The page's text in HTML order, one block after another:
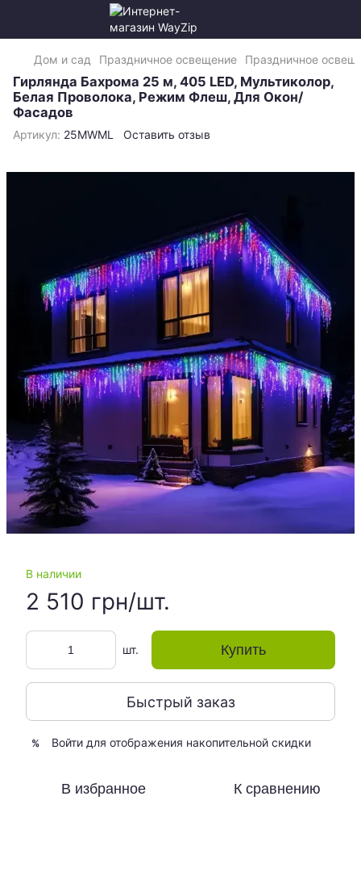
Дом и сад Праздничное освещение Праздничное
Гирлянда Бахрома 25 м, 405 LED, Мультиколор,
Белая Проволока, Режим Флеш, Для Окон/
Фасадов
Артикул: 25MWML Оставить отзыв
В наличии
2 510 грн/шт.
шт. Купить
Быстрый заказ
% Войти для отображения накопительной скидки
В избранное К сравнению